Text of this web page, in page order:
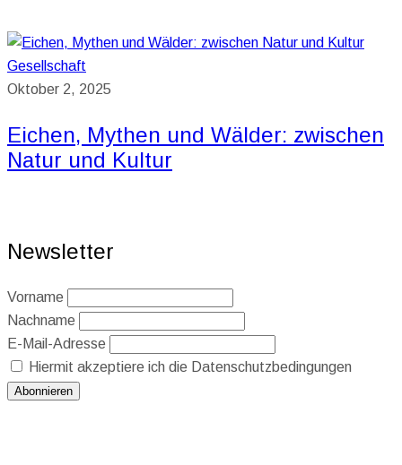
Gesellschaft
Oktober 2, 2025
Eichen, Mythen und Wälder: zwischen
Natur und Kultur
Newsletter
Vorname
Nachname
E-Mail-Adresse
Hiermit akzeptiere ich die Datenschutzbedingungen